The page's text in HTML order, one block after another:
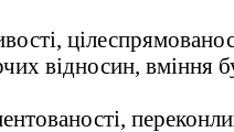
відносин, вміння